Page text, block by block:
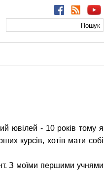
Пошукова
форма
ювілей - 10 років тому я
курсів, хотів мати собі
З моїми першими учнями